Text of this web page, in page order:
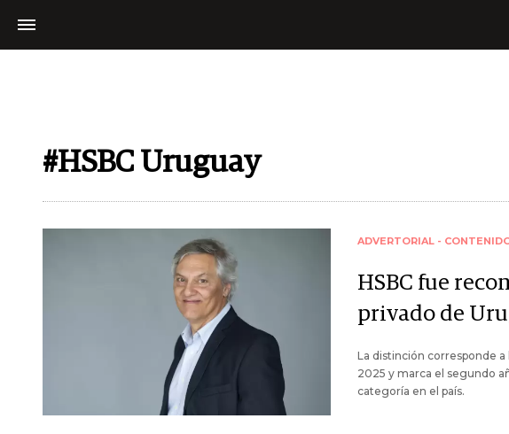
#HSBC Uruguay
ADVERTORIAL -
HSBC fue
privado de
La distinción corresponde
2025 y marca el segundo
categoría en el país.